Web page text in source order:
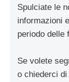
Spulciate le
informazioni
periodo delle
Se volete
o chiederci